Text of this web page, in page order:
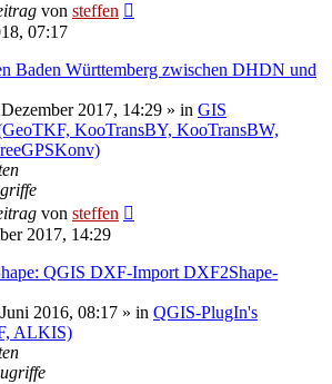
von steffen
07:17
Baden Württemberg zwischen DHDN und
2017, 14:29 » in GIS
KooTransBY, KooTransBW,
von steffen
2017, 14:29
QGIS DXF-Import DXF2Shape-
2016, 08:17 » in QGIS-PlugIn's
ALKIS)